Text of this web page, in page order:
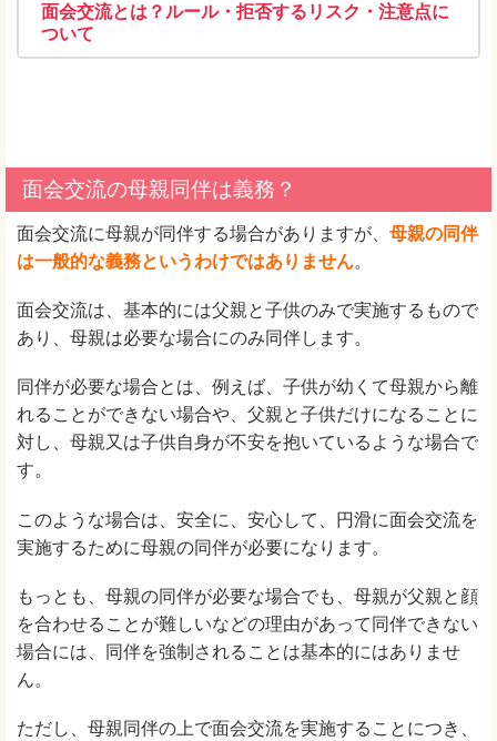
面会交流とは？ルール・拒否するリスク・注意点に
ついて
面会交流の母親同伴は義務？
面会交流に母親が同伴する場合がありますが、 母親の同伴
は一般的な義務というわけではありません。
面会交流は、基本的には父親と子供のみで実施するもので
あり、母親は必要な場合にのみ同伴します。
同伴が必要な場合とは、例えば、子供が幼くて母親から離
れることができない場合や、父親と子供だけになることに
対し、母親又は子供自身が不安を抱いているような場合で
す。
このような場合は、安全に、安心して、円滑に面会交流を
実施するために母親の同伴が必要になります。
もっとも、母親の同伴が必要な場合でも、母親が父親と顔
を合わせることが難しいなどの理由があって同伴できない
場合には、同伴を強制されることは基本的にはありませ
ん。
ただし、母親同伴の上で面会交流を実施することにつき、